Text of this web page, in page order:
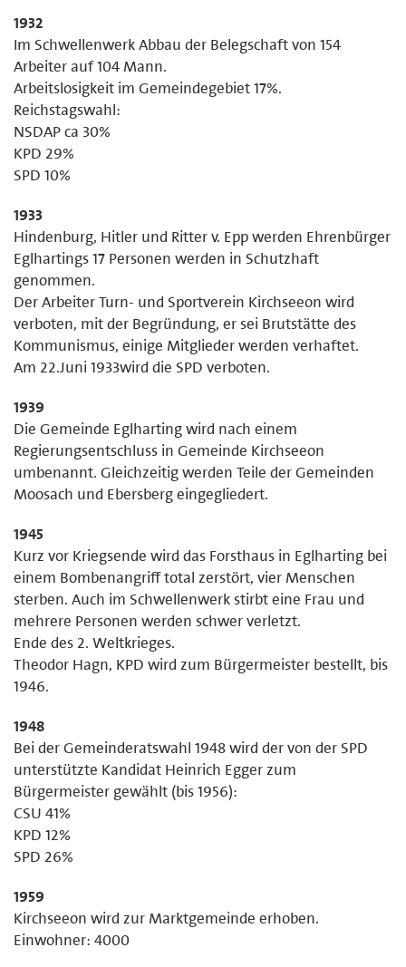
1932
Im Schwellenwerk Abbau der Belegschaft von 154
Arbeiter auf 104 Mann.
Arbeitslosigkeit im Gemeindegebiet 17%.
Reichstagswahl:
NSDAP ca 30%
KPD 29%
SPD 10%
1933
Hindenburg, Hitler und Ritter v. Epp werden Ehrenbürger
Eglhartings 17 Personen werden in Schutzhaft
genommen.
Der Arbeiter Turn- und Sportverein Kirchseeon wird
verboten, mit der Begründung, er sei Brutstätte des
Kommunismus, einige Mitglieder werden verhaftet.
Am 22.Juni 1933wird die SPD verboten.
1939
Die Gemeinde Eglharting wird nach einem
Regierungsentschluss in Gemeinde Kirchseeon
umbenannt. Gleichzeitig werden Teile der Gemeinden
Moosach und Ebersberg eingegliedert.
1945
Kurz vor Kriegsende wird das Forsthaus in Eglharting bei
einem Bombenangriff total zerstört, vier Menschen
sterben. Auch im Schwellenwerk stirbt eine Frau und
mehrere Personen werden schwer verletzt.
Ende des 2. Weltkrieges.
Theodor Hagn, KPD wird zum Bürgermeister bestellt, bis
1946.
1948
Bei der Gemeinderatswahl 1948 wird der von der SPD
unterstützte Kandidat Heinrich Egger zum
Bürgermeister gewählt (bis 1956):
CSU 41%
KPD 12%
SPD 26%
1959
Kirchseeon wird zur Marktgemeinde erhoben.
Einwohner: 4000